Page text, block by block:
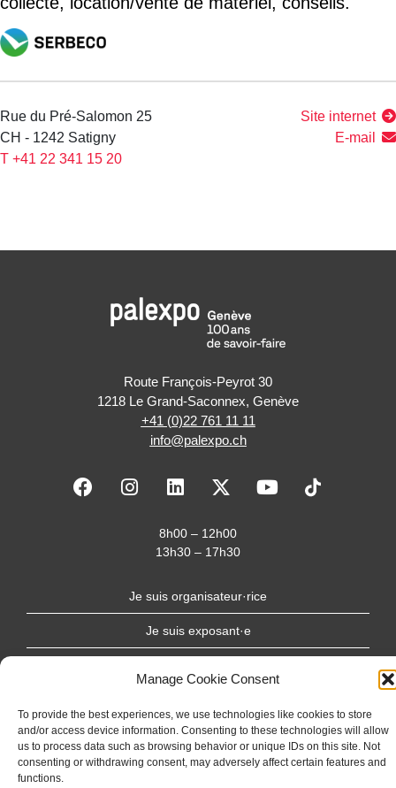
Manage Cookie Consent
To provide the best experiences, we use technologies like cookies to store
and/or access device information. Consenting to these technologies will allow
us to process data such as browsing behavior or unique IDs on this site. Not
consenting or withdrawing consent, may adversely affect certain features and
functions.
Rue du Pré-Salomon 25
CH - 1242 Satigny
T +41 22 341 15 20
Site internet
E-mail
Route François-Peyrot 30
1218 Le Grand-Saconnex, Genève
+41 (0)22 761 11 11
info@palexpo.ch
F
a
k
I
n
r
a
L
i
k
e
i
n
X
-
w
i
t
e
r
Y
o
e
8h00 – 12h00
13h30 – 17h30
Je suis organisateur·rice
Je suis exposant·e
Newsletter